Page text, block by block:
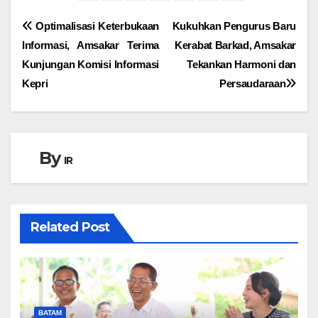
Navigasi
pos
Kukuhkan Pengurus Baru
Kerabat Barkad, Amsakar
Tekankan Harmoni dan
Persaudaraan
Optimalisasi Keterbukaan
Informasi, Amsakar Terima
Kunjungan Komisi Informasi
Kepri
By IR
Related Post
BATAM